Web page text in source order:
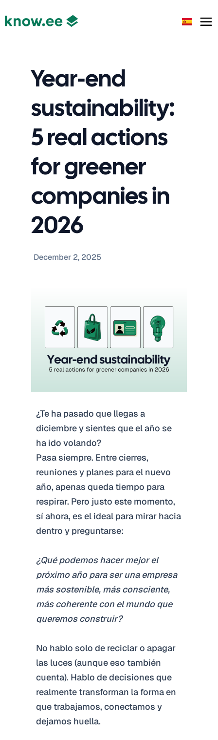
Year-end
sustainability:
5 real actions
for greener
companies in
2026
December 2, 2025
¿Te ha pasado que llegas a
diciembre y sientes que el año se
ha ido volando?
Pasa siempre. Entre cierres,
reuniones y planes para el nuevo
año, apenas queda tiempo para
respirar. Pero justo este momento,
sí ahora, es el ideal para mirar hacia
dentro y preguntarse:
¿Qué podemos hacer mejor el
próximo año para ser una empresa
más sostenible, más consciente,
más coherente con el mundo que
queremos construir?
No hablo solo de reciclar o apagar
las luces (aunque eso también
cuenta). Hablo de decisiones que
realmente transforman la forma en
que trabajamos, conectamos y
dejamos huella.